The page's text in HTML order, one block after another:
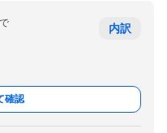
内訳
確認